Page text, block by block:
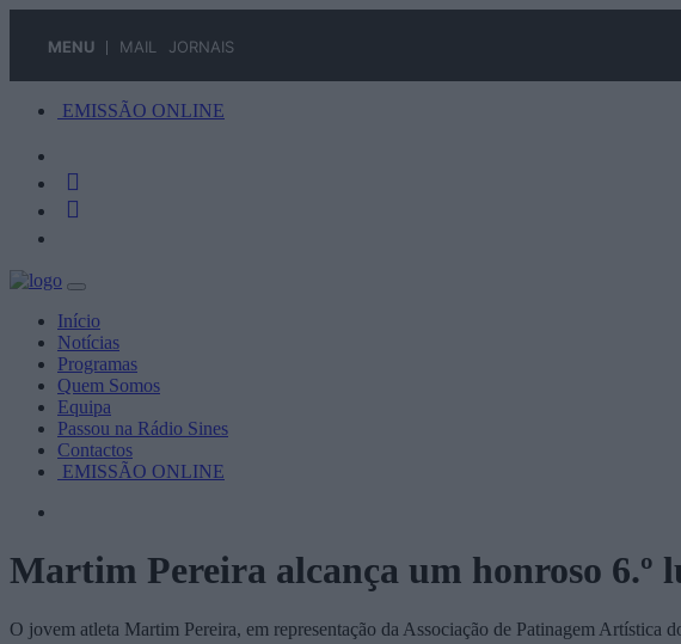
MENU MAIL JORNAIS
EMISSÃO ONLINE
Início
Notícias
Programas
Quem Somos
Equipa
Passou na Rádio Sines
Contactos
EMISSÃO ONLINE
Martim Pereira alcança um honroso 6.º
O jovem atleta Martim Pereira, em representação da Associação de Patinagem